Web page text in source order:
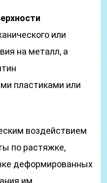
или
на металл, а
пластиками или
воздействием
по растяжке,
деформированных
им